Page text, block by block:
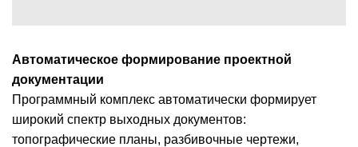
Автоматическое формирование проектной
документации
Программный комплекс автоматически формирует
широкий спектр выходных документов:
топографические планы, разбивочные чертежи,